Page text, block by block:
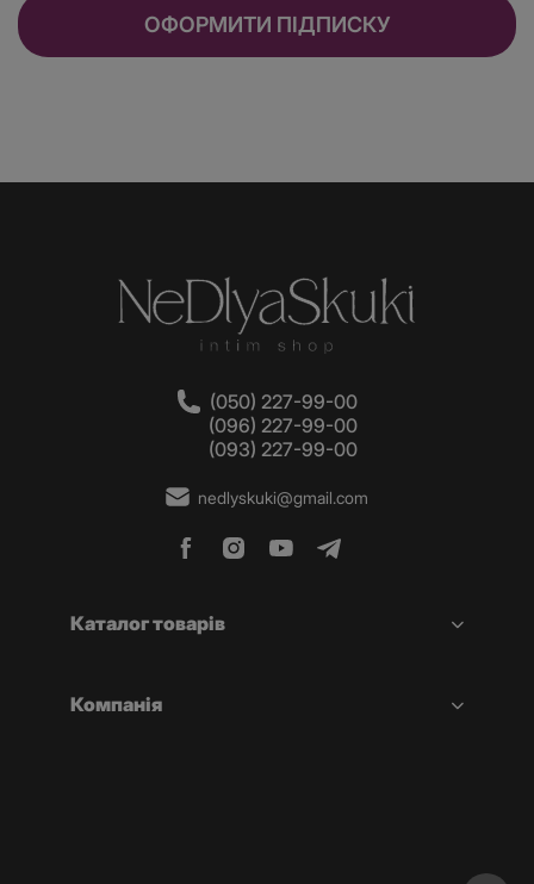
ОФОРМИТИ ПІДПИСКУ
(050) 227-99-00
(096) 227-99-00
(093) 227-99-00
nedlyskuki@gmail.com
Каталог товарів
Компанія